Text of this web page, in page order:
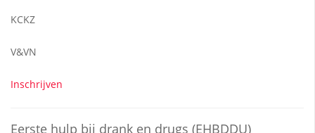
KCKZ
V&VN
Inschrijven
Eerste hulp bij drank en drugs (EHBDDU)